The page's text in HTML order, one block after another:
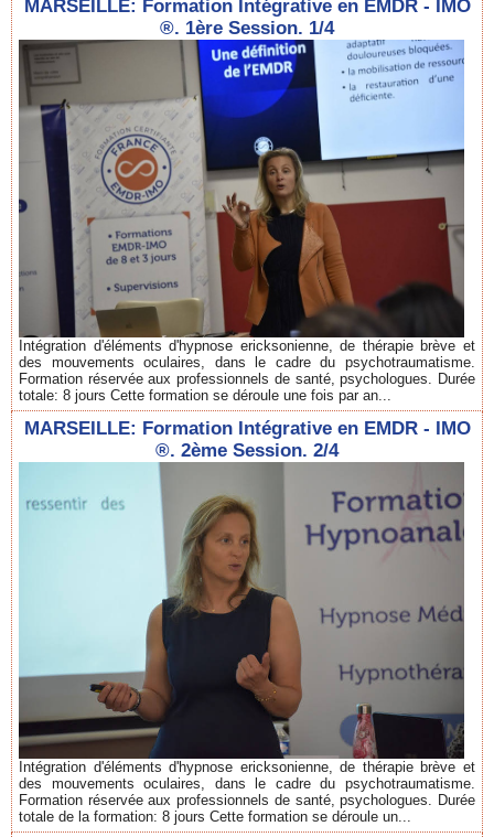
MARSEILLE: Formation Intégrative en EMDR - IMO
®. 1ère Session. 1/4
Intégration d'éléments d'hypnose ericksonienne, de thérapie brève et
des mouvements oculaires, dans le cadre du psychotraumatisme.
Formation réservée aux professionnels de santé, psychologues. Durée
totale: 8 jours Cette formation se déroule une fois par an...
MARSEILLE: Formation Intégrative en EMDR - IMO
®. 2ème Session. 2/4
Intégration d'éléments d'hypnose ericksonienne, de thérapie brève et
des mouvements oculaires, dans le cadre du psychotraumatisme.
Formation réservée aux professionnels de santé, psychologues. Durée
totale de la formation: 8 jours Cette formation se déroule un...